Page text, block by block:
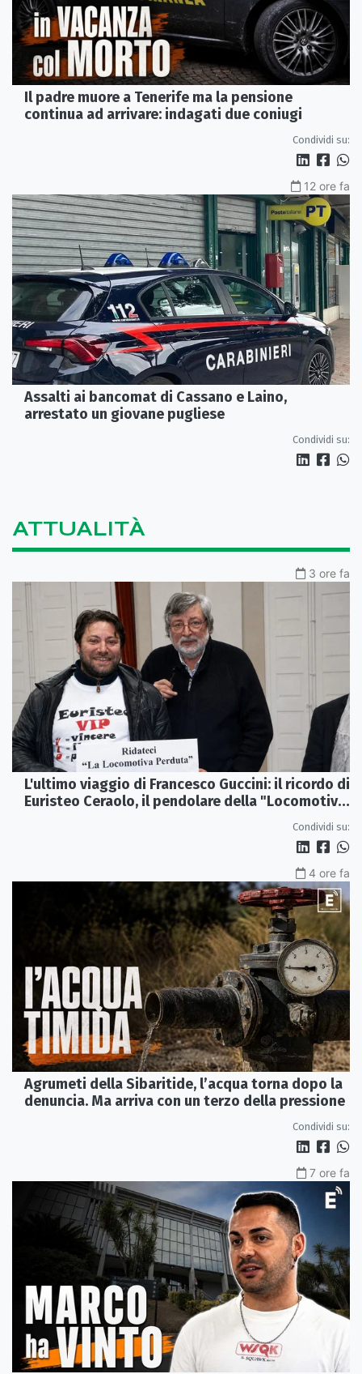
Il padre muore a Tenerife ma la pensione
continua ad arrivare: indagati due coniugi
Condividi su:
12 ore fa
Assalti ai bancomat di Cassano e Laino,
arrestato un giovane pugliese
Condividi su:
ATTUALITÀ
3 ore fa
L'ultimo viaggio di Francesco Guccini: il ricordo di
Euristeo Ceraolo, il pendolare della "Locomotiva
Condividi su:
4 ore fa
Agrumeti della Sibaritide, l’acqua torna dopo la
denuncia. Ma arriva con un terzo della pressione
Condividi su:
7 ore fa